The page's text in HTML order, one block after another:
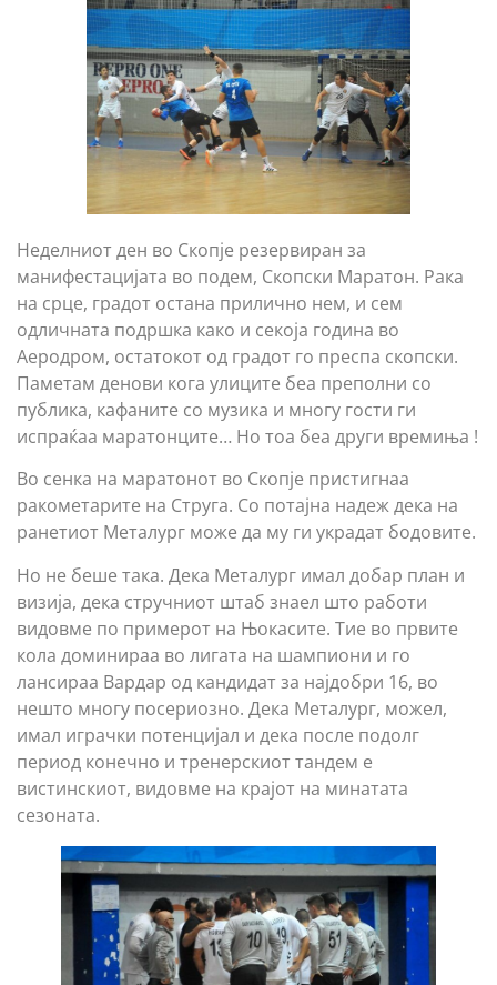
Неделниот ден во Скопје резервиран за
манифестацијата во подем, Скопски Маратон. Рака
на срце, градот остана прилично нем, и сем
одличната подршка како и секоја година во
Аеродром, остатокот од градот го преспа скопски.
Паметам денови кога улиците беа преполни со
публика, кафаните со музика и многу гости ги
испраќаа маратонците… Но тоа беа други времиња !
Во сенка на маратонот во Скопје пристигнаа
ракометарите на Струга. Со потајна надеж дека на
ранетиот Металург може да му ги украдат бодовите.
Но не беше така. Дека Металург имал добар план и
визија, дека стручниот штаб знаел што работи
видовме по примерот на Њокасите. Тие во првите
кола доминираа во лигата на шампиони и го
лансираа Вардар од кандидат за најдобри 16, во
нешто многу посериозно. Дека Металург, можел,
имал играчки потенцијал и дека после подолг
период конечно и тренерскиот тандем е
вистинскиот, видовме на крајот на минатата
сезоната.